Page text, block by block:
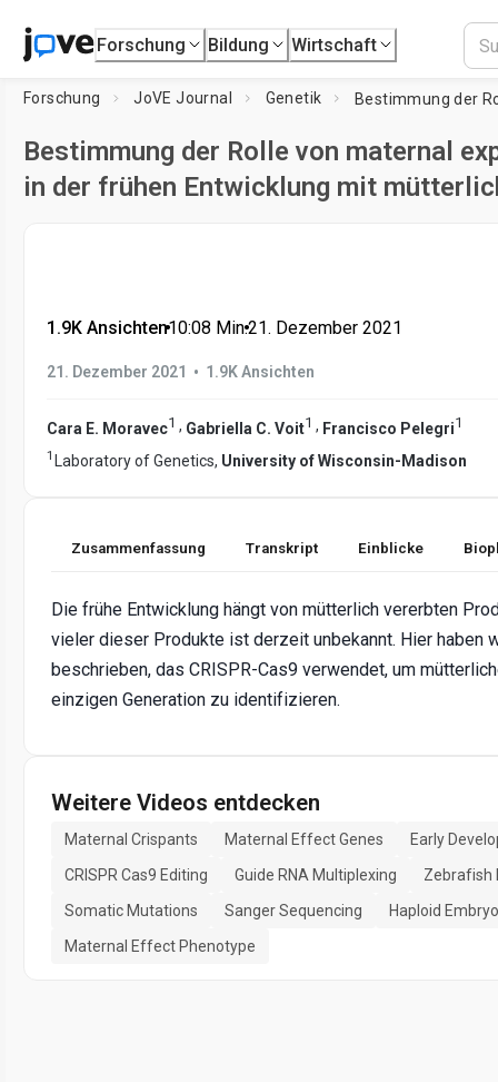
Forschung Bildung Wirtschaft
Forschung JoVE Journal Genetik
Bestimmung der Rolle von maternal
in der frühen Entwicklung mit
1.9K Ansichten•10:08 Min.•21. Dezember 2021
21. Dezember 2021 • 1.9K Ansichten
Cara E. Moravec1 , Gabriella C. Voit1 , Francisco Pelegri1
1 Laboratory of Genetics, University of Wisconsin-Madison
Zusammenfassung Transkript Einblicke
Die frühe Entwicklung hängt von mütterlich vererbten
vieler dieser Produkte ist derzeit unbekannt. Hier haben
beschrieben, das CRISPR-Cas9 verwendet, um
einzigen Generation zu identifizieren.
Weitere Videos entdecken
Maternal Crispants Maternal Effect Genes
Early
CRISPR Cas9 Editing
Guide RNA Multiplexing
Zebrafish
Somatic Mutations
Sanger Sequencing
Haploid
Maternal Effect Phenotype